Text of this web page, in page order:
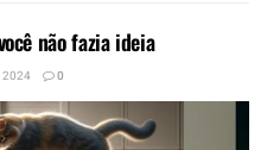
não fazia ideia
2024 0